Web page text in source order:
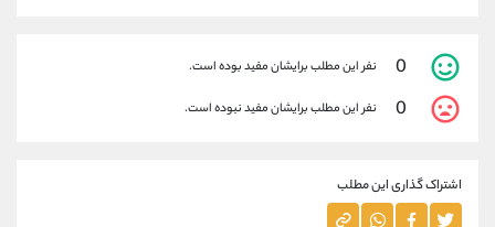
0 نفر این مطلب برایشان مفید بوده است.
0 نفر این مطلب برایشان مفید نبوده است.
اشتراک گذاری این مطلب